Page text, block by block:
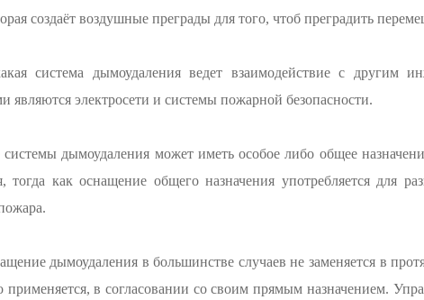
создаёт воздушные преграды для того, чтоб преградить
система дымоудаления ведет взаимодействие с другим
являются электросети и системы пожарной безопасности.
дымоудаления может иметь особое либо общее
тогда как оснащение общего назначения употребляется для
дымоудаления в большинстве случаев не заменяется в
применяется, в согласовании со своим прямым назначением.